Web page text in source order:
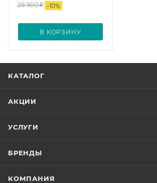
28 900₽ -10%
В КОРЗИНУ
КАТАЛОГ
АКЦИИ
УСЛУГИ
БРЕНДЫ
КОМПАНИЯ